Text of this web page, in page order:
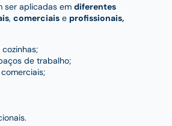
ser aplicadas em diferentes
, comerciais e profissionais,
de trabalho;